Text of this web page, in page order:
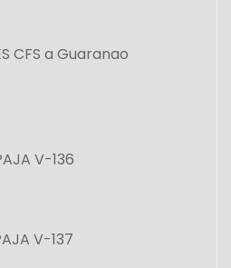
CFS a Guaranao
V-136
V-137